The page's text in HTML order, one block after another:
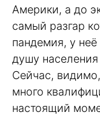
Америки, а до
самый разгар
пандемия, у
душу
Сейчас,
много
настоящий